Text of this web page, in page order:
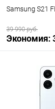
Samsung S21
39 990 руб.
Экономия: